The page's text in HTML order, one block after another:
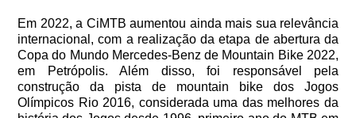
Em 2022, a CiMTB aumentou ainda mais sua relevância
internacional, com a realização da etapa de abertura da
Copa do Mundo Mercedes-Benz de Mountain Bike 2022,
em Petrópolis. Além disso, foi responsável pela
construção da pista de mountain bike dos Jogos
Olímpicos Rio 2016, considerada uma das melhores da